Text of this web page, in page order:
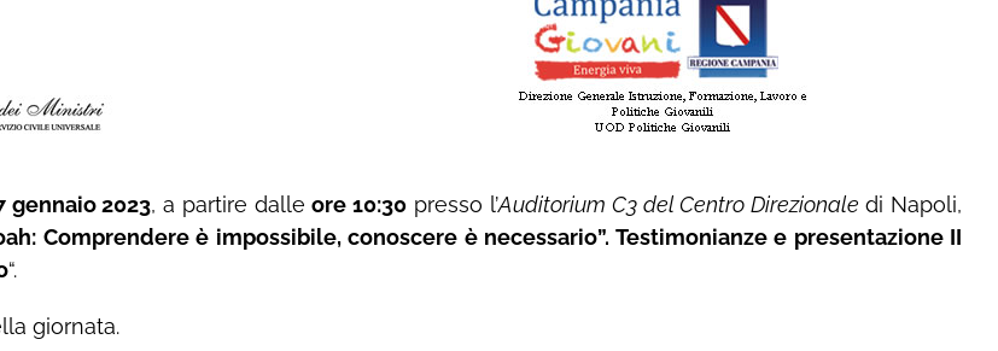
gennaio 2023, a partire dalle ore 10:30presso l’Auditorium C3 del Centro Direzionaledi Napoli,
Comprendere è impossibile, conoscere è necessario”. Testimonianze e presentazione II
“.
giornata.